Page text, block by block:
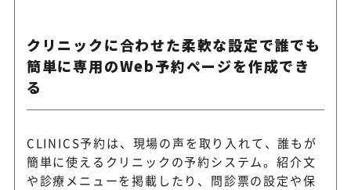
クリニックに合わせた柔軟な設定で誰でも
簡単に専用のWeb予約ページを作成でき
る
CLINICS予約は、現場の声を取り入れて、誰もが
簡単に使えるクリニックの予約システム。紹介文
や診療メニューを掲載したり、問診票の設定や保